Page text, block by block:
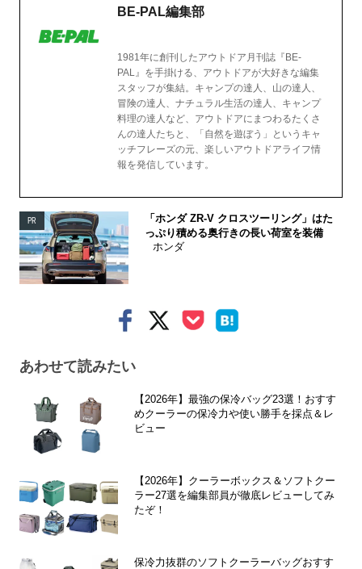
BE-PAL編集部
1981年に創刊したアウトドア月刊誌『BE-
PAL』を手掛ける、アウトドアが大好きな編集
スタッフが集結。キャンプの達人、山の達人、
冒険の達人、ナチュラル生活の達人、キャンプ
料理の達人など、アウトドアにまつわるたくさ
んの達人たちと、「自然を遊ぼう」というキャ
ッチフレーズの元、楽しいアウトドアライフ情
報を発信しています。
PR
「ホンダ ZR-V クロスツーリング」はた
っぷり積める奥行きの長い荷室を装備
ホンダ
あわせて読みたい
【2026年】最強の保冷バッグ23選！おすす
めクーラーの保冷力や使い勝手を採点＆レ
ビュー
【2026年】クーラーボックス＆ソフトクー
ラー27選を編集部員が徹底レビューしてみ
たぞ！
保冷力抜群のソフトクーラーバッグおすす